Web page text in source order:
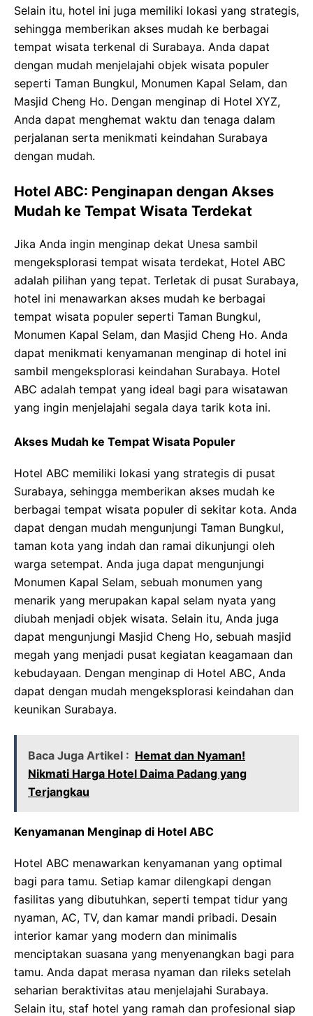
Selain itu, hotel ini juga memiliki lokasi yang strategis,
sehingga memberikan akses mudah ke berbagai
tempat wisata terkenal di Surabaya. Anda dapat
dengan mudah menjelajahi objek wisata populer
seperti Taman Bungkul, Monumen Kapal Selam, dan
Masjid Cheng Ho. Dengan menginap di Hotel XYZ,
Anda dapat menghemat waktu dan tenaga dalam
perjalanan serta menikmati keindahan Surabaya
dengan mudah.
Hotel ABC: Penginapan dengan Akses
Mudah ke Tempat Wisata Terdekat
Jika Anda ingin menginap dekat Unesa sambil
mengeksplorasi tempat wisata terdekat, Hotel ABC
adalah pilihan yang tepat. Terletak di pusat Surabaya,
hotel ini menawarkan akses mudah ke berbagai
tempat wisata populer seperti Taman Bungkul,
Monumen Kapal Selam, dan Masjid Cheng Ho. Anda
dapat menikmati kenyamanan menginap di hotel ini
sambil mengeksplorasi keindahan Surabaya. Hotel
ABC adalah tempat yang ideal bagi para wisatawan
yang ingin menjelajahi segala daya tarik kota ini.
Akses Mudah ke Tempat Wisata Populer
Hotel ABC memiliki lokasi yang strategis di pusat
Surabaya, sehingga memberikan akses mudah ke
berbagai tempat wisata populer di sekitar kota. Anda
dapat dengan mudah mengunjungi Taman Bungkul,
taman kota yang indah dan ramai dikunjungi oleh
warga setempat. Anda juga dapat mengunjungi
Monumen Kapal Selam, sebuah monumen yang
menarik yang merupakan kapal selam nyata yang
diubah menjadi objek wisata. Selain itu, Anda juga
dapat mengunjungi Masjid Cheng Ho, sebuah masjid
megah yang menjadi pusat kegiatan keagamaan dan
kebudayaan. Dengan menginap di Hotel ABC, Anda
dapat dengan mudah mengeksplorasi keindahan dan
keunikan Surabaya.
Baca Juga Artikel : Hemat dan Nyaman!
Nikmati Harga Hotel Daima Padang yang
Terjangkau
Kenyamanan Menginap di Hotel ABC
Hotel ABC menawarkan kenyamanan yang optimal
bagi para tamu. Setiap kamar dilengkapi dengan
fasilitas yang dibutuhkan, seperti tempat tidur yang
nyaman, AC, TV, dan kamar mandi pribadi. Desain
interior kamar yang modern dan minimalis
menciptakan suasana yang menyenangkan bagi para
tamu. Anda dapat merasa nyaman dan rileks setelah
seharian beraktivitas atau menjelajahi Surabaya.
Selain itu, staf hotel yang ramah dan profesional siap